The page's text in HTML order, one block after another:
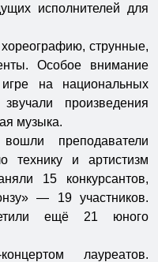
исполнителей для
струнные,
Особое внимание
на национальных
произведения
музыка.
преподаватели
технику и артистизм
15 конкурсантов,
— 19 участников.
ещё 21 юного
лауреатов.